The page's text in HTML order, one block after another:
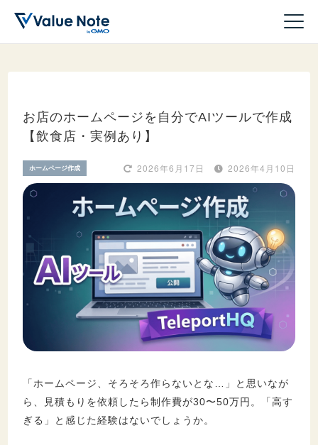
ドメイン
サーバー
ホームページ作成
WordPress
収益化
セキュリティ
お店のホームページを自分でAIツールで作成
【飲食店・実例あり】
2026年4月10日
2026年6月17日
ホームページ作成
「ホームページ、そろそろ作らないとな…」と思いなが
ら、見積もりを依頼したら制作費が30〜50万円。「高す
ぎる」と感じた経験はないでしょうか。